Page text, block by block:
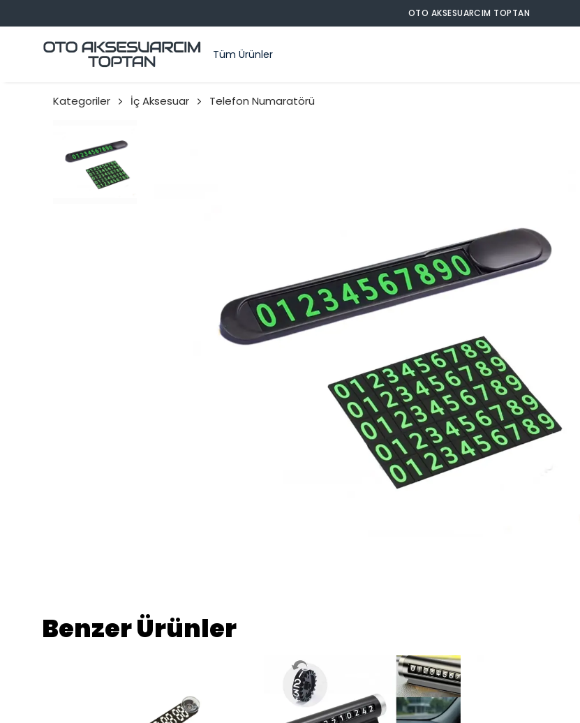
OTO AKSESUARCIM TOPTAN
Tüm Ürünler
Kategoriler İç Aksesuar Telefon Numaratörü
Benzer Ürünler